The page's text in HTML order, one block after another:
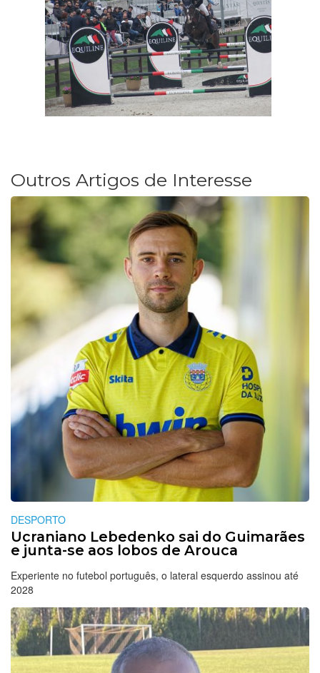
Outros Artigos de Interesse
DESPORTO
Ucraniano Lebedenko sai do Guimarães
e junta-se aos lobos de Arouca
Experiente no futebol português, o lateral esquerdo assinou até
2028